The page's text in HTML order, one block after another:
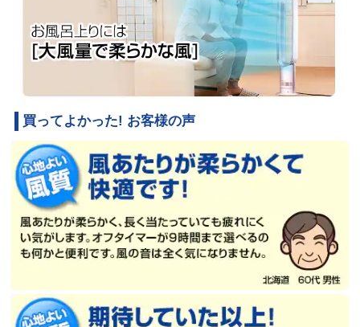
買ってよかった! お客様の声